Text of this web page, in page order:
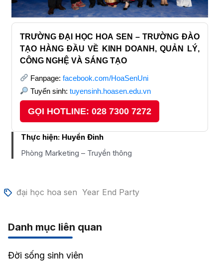
TRƯỜNG ĐẠI HỌC HOA SEN – TRƯỜNG ĐÀO
TẠO HÀNG ĐẦU VỀ KINH DOANH, QUẢN LÝ,
CÔNG NGHỆ VÀ SÁNG TẠO
Fanpage: facebook.com/HoaSenUni
Tuyển sinh: tuyensinh.hoasen.edu.vn
GỌI HOTLINE: 028 7300 7272
Thực hiện: Huyền Đinh
Phòng Marketing – Truyền thông
đại học hoa sen Year End Party
Danh mục liên quan
Đời sống sinh viên